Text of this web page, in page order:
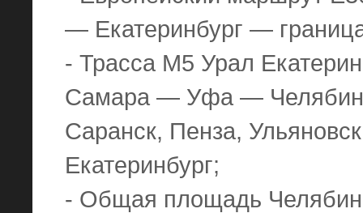
— Екатеринбург —
- Трасса M5 Урал
Самара — Уфа —
Саранск, Пенза,
Екатеринбург;
- Общая площадь